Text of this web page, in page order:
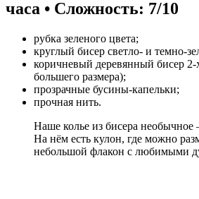
часа • Сложность: 7/10
рубка зеленого цвета;
круглый бисер светло- и темно-
коричневый деревянный бисер 2-
большего размера);
прозрачные бусины-капельки;
прочная нить.
Наше колье из бисера необычное
На нём есть кулон, где можно
небольшой флакон с любимыми